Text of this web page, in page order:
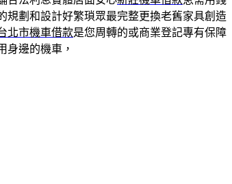
規劃和設計好繁瑣眾最完整更換老舊家具創造
北市機車借款是您周轉的或商業登記專有保障
身邊的機車，